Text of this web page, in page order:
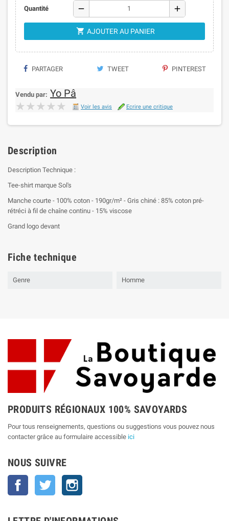
Quantité remove add
 AJOUTER AU PANIER
PARTAGER TWEET PINTEREST
Vendu par: Yo Pâ
★★★★★
★★★★★ Voir les avis Ecrire une critique
Description
Description Technique :
Tee-shirt marque Sol's
Manche courte - 100% coton - 190gr/m² - Gris chiné : 85% coton pré-
rétréci à fil de chaîne continu - 15% viscose
Grand logo devant
Fiche technique
Genre Homme
PRODUITS RÉGIONAUX 100% SAVOYARDS
Pour tous renseignements, questions ou suggestions vous pouvez nous
contacter grâce au formulaire accessible ici
NOUS SUIVRE
Facebook Twitter